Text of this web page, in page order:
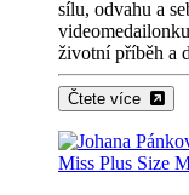
sílu, odvahu a
životní příběh a
Čtete více